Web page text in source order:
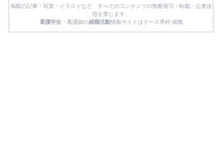
掲載の記事・写真・イラストなど、すべてのコンテンツの無断複写・転載・公衆送
信を禁じます。
看護学生 ・看護師の就職活動情報サイトはナース専科 就職